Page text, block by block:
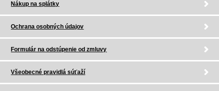
Nákup na splátky
Ochrana osobných údajov
Formulár na odstúpenie od zmluvy
Všeobecné pravidlá súťaží